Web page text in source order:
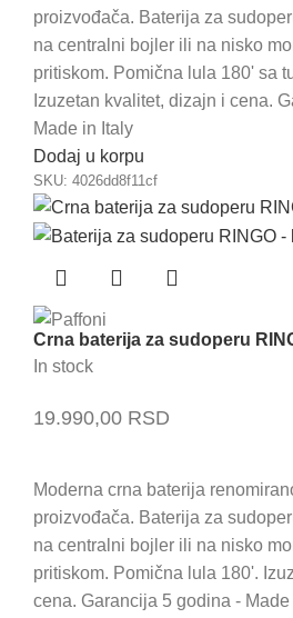
proizvođača. Baterija za
na centralni bojler ili na nisko
pritiskom. Pomična lula 180' sa
Izuzetan kvalitet, dizajn i cena.
Made in Italy
Dodaj u korpu
SKU: 4026dd8f11cf
Crna baterija za sudoperu
In stock
19.990,00 RSD
Moderna crna baterija
proizvođača. Baterija za
na centralni bojler ili na nisko
pritiskom. Pomična lula 180'.
cena. Garancija 5 godina -